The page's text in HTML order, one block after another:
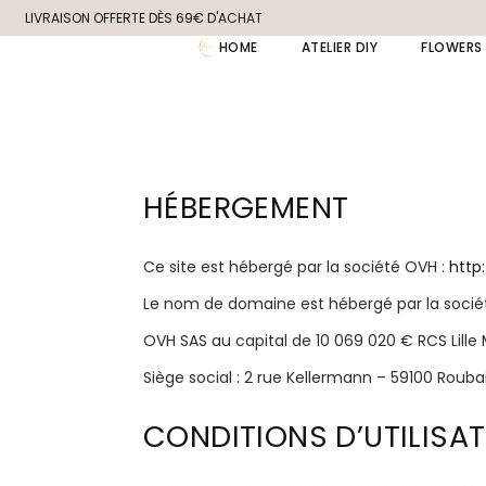
LIVRAISON OFFERTE DÈS 69€ D'ACHAT
HOME
ATELIER DIY
HÉBERGEMENT
Ce site est hébergé par la société OVH :
Le nom de domaine est hébergé par la
OVH SAS au capital de 10 069 020 € RCS
Siège social : 2 rue Kellermann – 59100
CONDITIONS